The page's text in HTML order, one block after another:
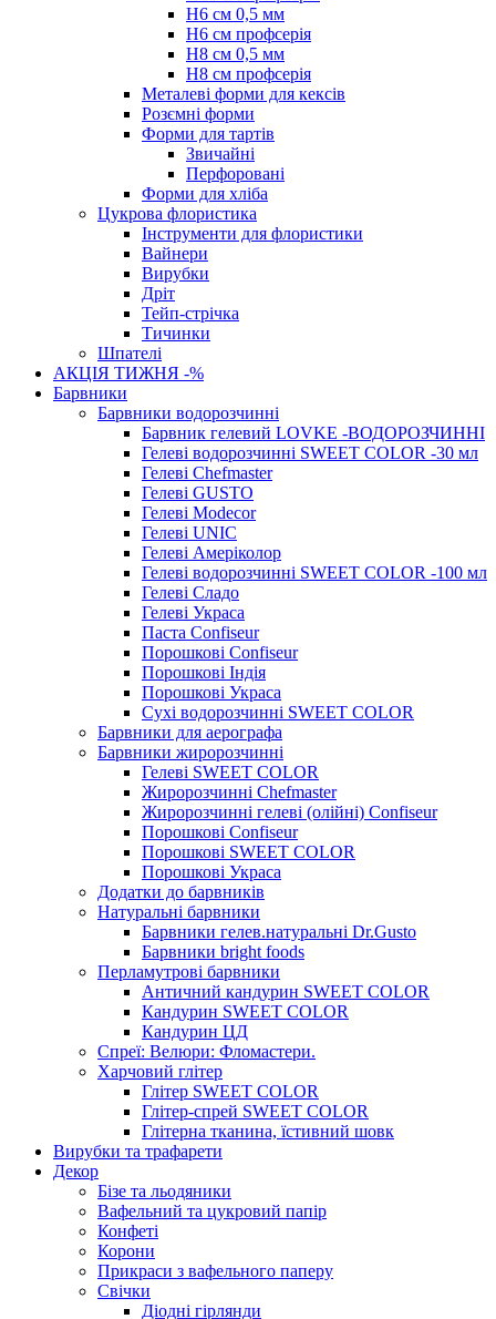
Н6 см 0,5 мм
Н6 см профсерія
Н8 см 0,5 мм
Н8 см профсерія
Металеві форми для кексів
Розємні форми
Форми для тартів
Звичайні
Перфоровані
Форми для хліба
Цукрова флористика
Інструменти для флористики
Вайнери
Вирубки
Дріт
Тейп-стрічка
Тичинки
Шпателі
АКЦІЯ ТИЖНЯ -%
Барвники
Барвники водорозчинні
Барвник гелевий LOVKE -ВОДОРОЗЧИННІ
Гелеві водорозчинні SWEET COLOR -30 мл
Гелеві Chefmaster
Гелеві GUSTO
Гелеві Modecor
Гелеві UNIC
Гелеві Амеріколор
Гелеві водорозчинні SWEET COLOR -100 мл
Гелеві Сладо
Гелеві Украса
Паста Confiseur
Порошкові Confiseur
Порошкові Індія
Порошкові Украса
Сухі водорозчинні SWEET COLOR
Барвники для аерографа
Барвники жиророзчинні
Гелеві SWEET COLOR
Жиророзчинні Chefmaster
Жиророзчинні гелеві (олійні) Confiseur
Порошкові Confiseur
Порошкові SWEET COLOR
Порошкові Украса
Додатки до барвників
Натуральні барвники
Барвники гелев.натуральні Dr.Gusto
Барвники bright foods
Перламутрові барвники
Античний кандурин SWEET COLOR
Кандурин SWEET COLOR
Кандурин ЦД
Спреї: Велюри: Фломастери.
Харчовий глітер
Глітер SWEET COLOR
Глітер-спрей SWEET COLOR
Глітерна тканина, їстивний шовк
Вирубки та трафарети
Декор
Бізе та льодяники
Вафельний та цукровий папір
Конфеті
Корони
Прикраси з вафельного паперу
Свічки
Діодні гірлянди